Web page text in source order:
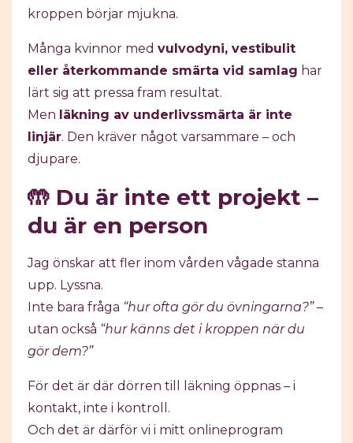
kroppen börjar mjukna.
Många kvinnor med vulvodyni, vestibulit
eller återkommande smärta vid samlag har
lärt sig att pressa fram resultat.
Men läkning av underlivssmärta är inte
linjär. Den kräver något varsammare – och
djupare.
🤲 Du är inte ett projekt –
du är en person
Jag önskar att fler inom vården vågade stanna
upp. Lyssna.
Inte bara fråga “hur ofta gör du övningarna?”–
utan också “hur känns det i kroppen när du
gör dem?”
För det är där dörren till läkning öppnas – i
kontakt, inte i kontroll.
Och det är därför vi i mitt onlineprogram